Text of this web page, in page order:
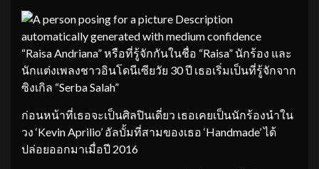
“Raisa Andriana” หรือที่รู้จักกันในชื่อ “Raisa” นักร้อง และ
นักแต่งเพลงชาวอินโดนีเซียวัย 30 ปี เธอเริ่มเป็นที่รู้จักจาก
ซิงเกิล “Serba Salah”
ก่อนหน้าที่เธอจะเป็นศิลปินเดี่ยว เธอเคยเป็นนักร้องนำใน
วง ‘Kevin Aprilio’ อัลบั้มที่สามของเธอ ‘Handmade’ ได้
ปล่อยออกมาเมื่อปี 2016